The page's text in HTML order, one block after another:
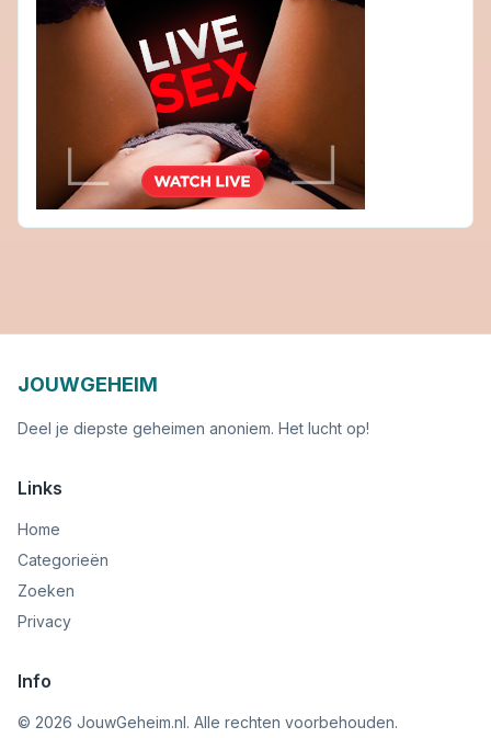
JOUWGEHEIM
Deel je diepste geheimen anoniem. Het lucht op!
Links
Home
Categorieën
Zoeken
Privacy
Info
© 2026 JouwGeheim.nl. Alle rechten voorbehouden.